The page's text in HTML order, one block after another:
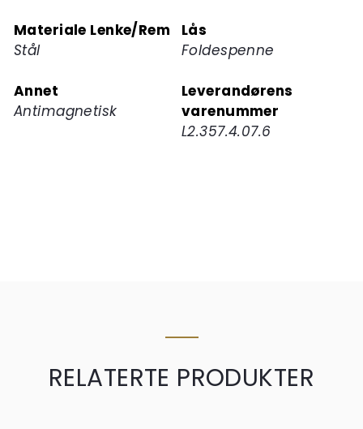
Materiale Lenke/Rem
Stål
Lås
Foldespenne
Annet
Antimagnetisk
Leverandørens
varenummer
L2.357.4.07.6
RELATERTE PRODUKTER